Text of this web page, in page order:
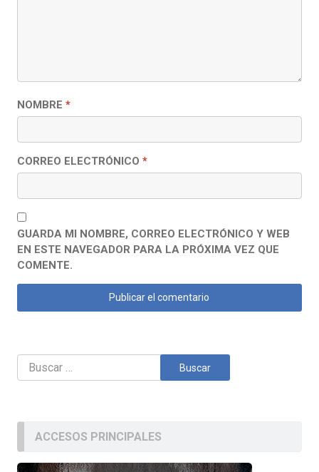
NOMBRE *
CORREO ELECTRÓNICO *
GUARDA MI NOMBRE, CORREO ELECTRÓNICO Y WEB
EN ESTE NAVEGADOR PARA LA PRÓXIMA VEZ QUE
COMENTE.
Buscar:
ACCESOS PRINCIPALES